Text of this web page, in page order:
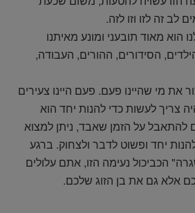
לב זה לזו וזו לזה.
הוא מאוד תובעני ומונע מאיתנו
הסידורים, ההורים, העבודה,
את מי שהיינו פעם. פעם היינו צעירים
צריך לעשות כדי להנות יחד הוא
להתאבל על הזמן שאבד, ניתן למצוא
יחד ופשוט לדבר ולצחוק. ברגע
הכביכול נעימה הזו, אתם עלולים
אלא גם את בן הזוג שלכם.